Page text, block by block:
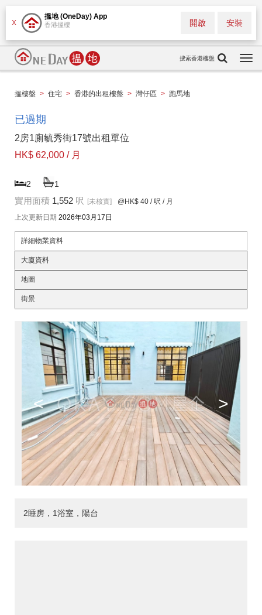
X
搵地 (OneDay) App
香港搵樓 安裝
開啟
搜索香港樓盤
搵樓盤 > 住宅 > 香港的出租樓盤 > 灣仔區 > 跑馬地
已過期
2房1廁毓秀街17號出租單位
HK$ 62,000 / 月
2 1
實用面積 1,552 呎 [未核實] @HK$ 40 / 呎 / 月
上次更新日期 2026年03月17日
詳細物業資料
大廈資料
地圖
街景
< >
2睡房，1浴室，陽台